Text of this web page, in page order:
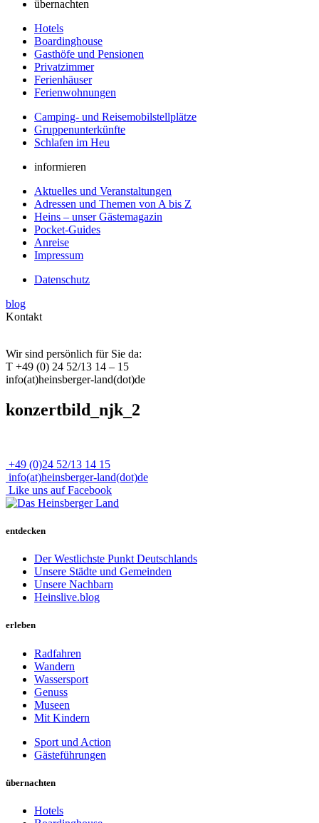
übernachten
Hotels
Boardinghouse
Gasthöfe und Pensionen
Privatzimmer
Ferienhäuser
Ferienwohnungen
Camping- und Reisemobilstellplätze
Gruppenunterkünfte
Schlafen im Heu
informieren
Aktuelles und Veranstaltungen
Adressen und Themen von A bis Z
Heins – unser Gästemagazin
Pocket-Guides
Anreise
Impressum
Datenschutz
blog
Kontakt
Wir sind persönlich für Sie da:
T +49 (0) 24 52/13 14 – 15
info(at)heinsberger-land(dot)de
konzertbild_njk_2
+49 (0)24 52/13 14 15
info(at)heinsberger-land(dot)de
Like uns auf Facebook
entdecken
Der Westlichste Punkt Deutschlands
Unsere Städte und Gemeinden
Unsere Nachbarn
Heinslive.blog
erleben
Radfahren
Wandern
Wassersport
Genuss
Museen
Mit Kindern
Sport und Action
Gästeführungen
übernachten
Hotels